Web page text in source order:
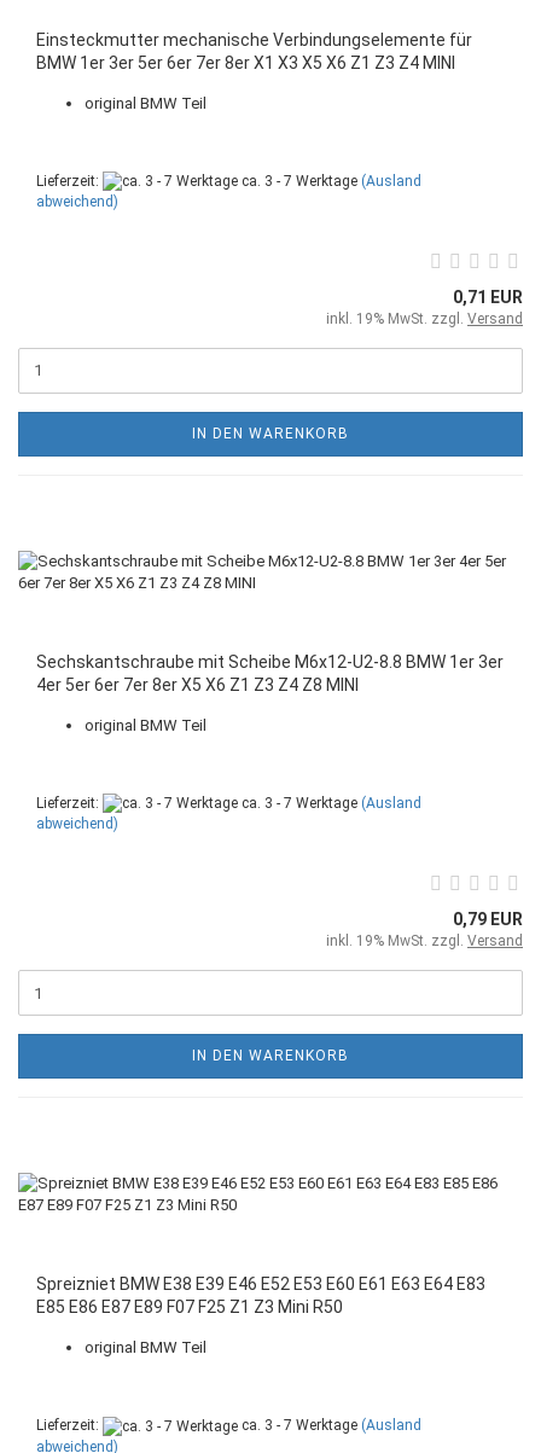
Einsteckmutter mechanische Verbindungselemente für
BMW 1er 3er 5er 6er 7er 8er X1 X3 X5 X6 Z1 Z3 Z4 MINI
original BMW Teil
Lieferzeit: ca. 3 - 7 Werktage (Ausland
abweichend)
0,71 EUR
inkl. 19% MwSt. zzgl. Versand
IN DEN WARENKORB
Sechskantschraube mit Scheibe M6x12-U2-8.8 BMW 1er 3er
4er 5er 6er 7er 8er X5 X6 Z1 Z3 Z4 Z8 MINI
original BMW Teil
Lieferzeit: ca. 3 - 7 Werktage (Ausland
abweichend)
0,79 EUR
inkl. 19% MwSt. zzgl. Versand
IN DEN WARENKORB
Spreizniet BMW E38 E39 E46 E52 E53 E60 E61 E63 E64 E83
E85 E86 E87 E89 F07 F25 Z1 Z3 Mini R50
original BMW Teil
Lieferzeit: ca. 3 - 7 Werktage (Ausland
abweichend)